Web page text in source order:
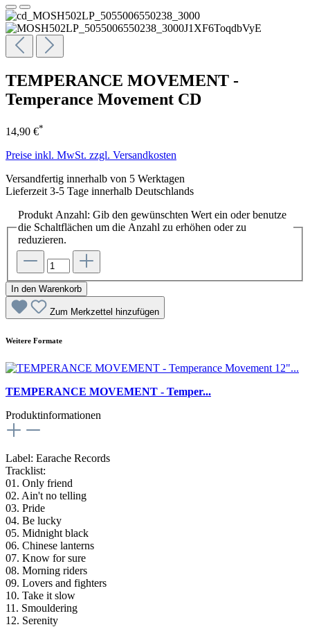
TEMPERANCE MOVEMENT -
Temperance Movement CD
14,90 €*
Preise inkl. MwSt. zzgl. Versandkosten
Versandfertig innerhalb von 5 Werktagen
Lieferzeit 3-5 Tage innerhalb Deutschlands
Produkt Anzahl: Gib den gewünschten Wert ein oder benutze
die Schaltflächen um die Anzahl zu erhöhen oder zu
reduzieren.
In den Warenkorb
Zum Merkzettel hinzufügen
Weitere Formate
TEMPERANCE MOVEMENT - Temper...
Produktinformationen
Label: Earache Records
Tracklist:
01. Only friend
02. Ain't no telling
03. Pride
04. Be lucky
05. Midnight black
06. Chinese lanterns
07. Know for sure
08. Morning riders
09. Lovers and fighters
10. Take it slow
11. Smouldering
12. Serenity